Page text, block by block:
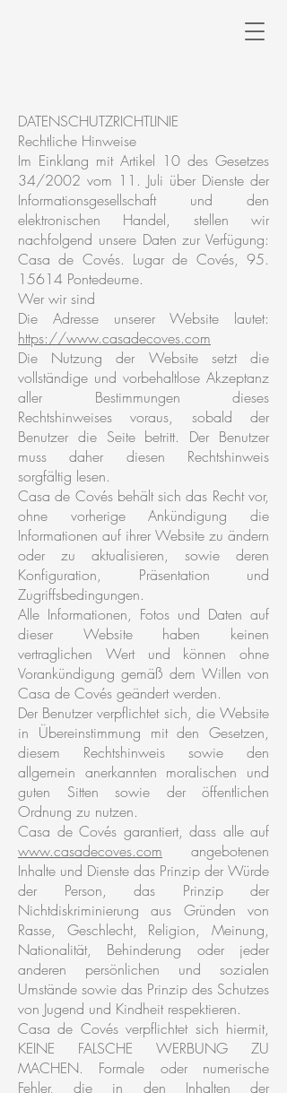
DATENSCHUTZRICHTLINIE
Rechtliche Hinweise
Im Einklang mit Artikel 10 des Gesetzes
34/2002 vom 11. Juli über Dienste der
Informationsgesellschaft und den
elektronischen Handel, stellen wir
nachfolgend unsere Daten zur Verfügung:
Casa de Covés. Lugar de Covés, 95.
15614 Pontedeume.
Wer wir sind
Die Adresse unserer Website lautet:
https://www.casadecoves.com
Die Nutzung der Website setzt die
vollständige und vorbehaltlose Akzeptanz
aller Bestimmungen dieses
Rechtshinweises voraus, sobald der
Benutzer die Seite betritt. Der Benutzer
muss daher diesen Rechtshinweis
sorgfältig lesen.
Casa de Covés behält sich das Recht vor,
ohne vorherige Ankündigung die
Informationen auf ihrer Website zu ändern
oder zu aktualisieren, sowie deren
Konfiguration, Präsentation und
Zugriffsbedingungen.
Alle Informationen, Fotos und Daten auf
dieser Website haben keinen
vertraglichen Wert und können ohne
Vorankündigung gemäß dem Willen von
Casa de Covés geändert werden.
Der Benutzer verpflichtet sich, die Website
in Übereinstimmung mit den Gesetzen,
diesem Rechtshinweis sowie den
allgemein anerkannten moralischen und
guten Sitten sowie der öffentlichen
Ordnung zu nutzen.
Casa de Covés garantiert, dass alle auf
www.casadecoves.com angebotenen
Inhalte und Dienste das Prinzip der Würde
der Person, das Prinzip der
Nichtdiskriminierung aus Gründen von
Rasse, Geschlecht, Religion, Meinung,
Nationalität, Behinderung oder jeder
anderen persönlichen und sozialen
Umstände sowie das Prinzip des Schutzes
von Jugend und Kindheit respektieren.
Casa de Covés verpflichtet sich hiermit,
KEINE FALSCHE WERBUNG ZU
MACHEN. Formale oder numerische
Fehler, die in den Inhalten der